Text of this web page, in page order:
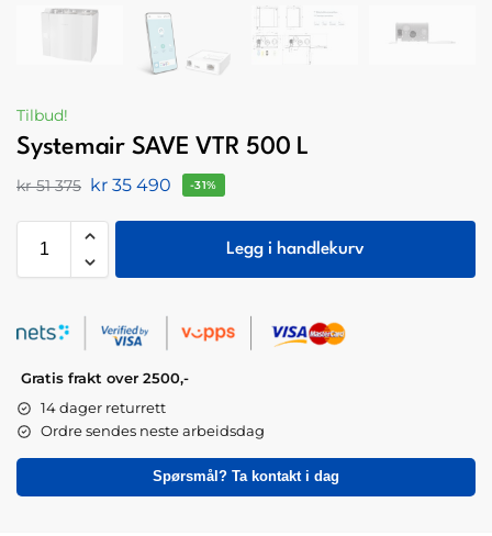
Tilbud!
Systemair SAVE VTR 500 L
kr51 375 kr 35 490 -31%
Legg i handlekurv
Gratis frakt over 2500,-
14 dager returrett
Ordre sendes neste arbeidsdag
Spørsmål? Ta kontakt i dag